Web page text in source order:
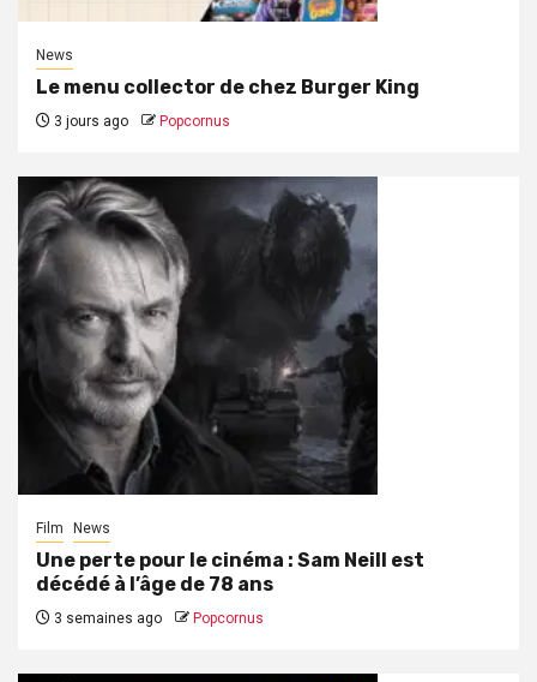
News
Le menu collector de chez Burger King
3 jours ago Popcornus
Film News
Une perte pour le cinéma : Sam Neill est
décédé à l’âge de 78 ans
3 semaines ago Popcornus